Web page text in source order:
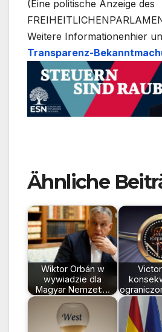
(Eine politische Anzeige des
Weitere Informationenhier
Transparenz-
Ähnliche
Wiktor Orbán w
wywiadzie dla
Magyar Nemzet:…